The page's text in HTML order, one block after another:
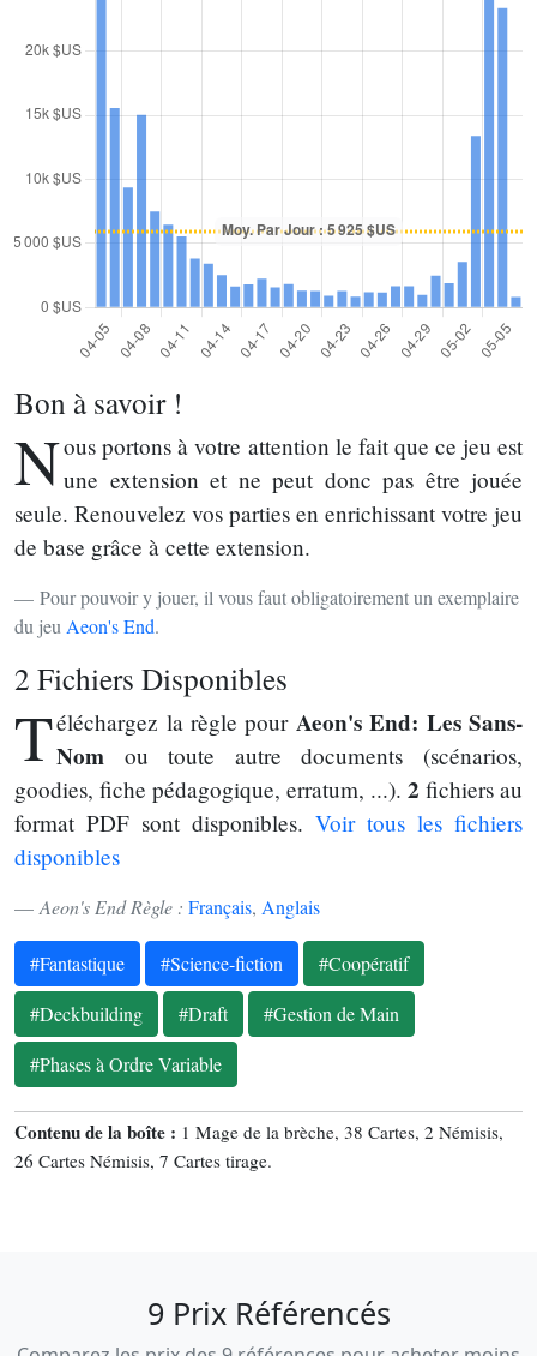
Bon à savoir !
Nous portons à votre attention le fait que ce jeu est
une extension et ne peut donc pas être jouée
seule. Renouvelez vos parties en enrichissant votre jeu
de base grâce à cette extension.
Pour pouvoir y jouer, il vous faut obligatoirement un exemplaire
du jeuAeon's End.
2 Fichiers Disponibles
Téléchargez la règle pour Aeon's End: Les Sans-
Nom ou toute autre documents (scénarios,
goodies, fiche pédagogique, erratum, ...). 2 fichiers au
format PDF sont disponibles. Voir tous les fichiers
disponibles
Aeon's End Règle : Français, Anglais
#Fantastique #Science-fiction
#Coopératif
#Deckbuilding
#Draft
#Gestion de Main
#Phases à Ordre Variable
Contenu de la boîte : 1 Mage de la brèche, 38 Cartes, 2 Némisis,
26 Cartes Némisis, 7 Cartes tirage.
9 Prix Référencés